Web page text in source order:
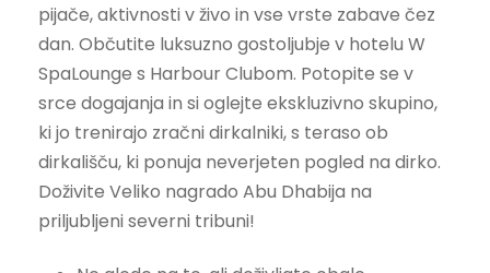
pijače, aktivnosti v živo in vse vrste zabave čez
dan. Občutite luksuzno gostoljubje v hotelu W
SpaLounge s Harbour Clubom. Potopite se v
srce dogajanja in si oglejte ekskluzivno skupino,
ki jo trenirajo zračni dirkalniki, s teraso ob
dirkališču, ki ponuja neverjeten pogled na dirko.
Doživite Veliko nagrado Abu Dhabija na
priljubljeni severni tribuni!